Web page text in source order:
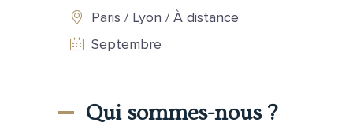
Paris / Lyon / À distance
Septembre
Qui sommes-nous ?